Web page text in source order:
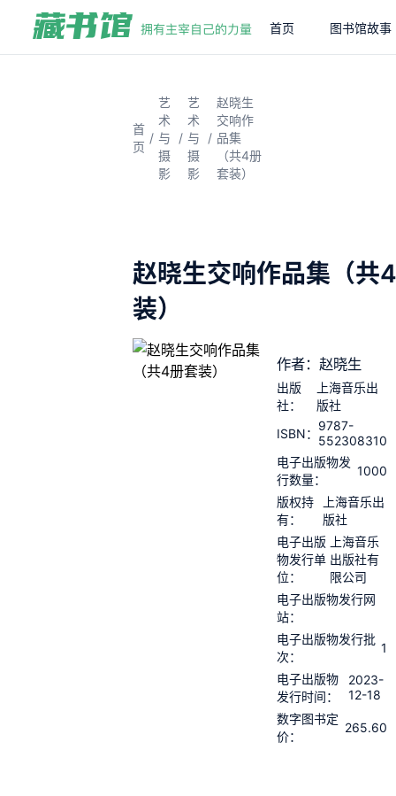
首页 图书馆故事
首
页
/
艺
术
与
摄
影
/
艺
术
与
摄
影
/
赵晓生
交响作
品集
（共4册
套装）
赵晓生交响作品集（共
装）
作者：赵晓生
出版
社：
上海音乐出
版社
ISBN：
9787-
552308310
电子出版物发
行数量：
1000
版权持
有：
上海音乐出
版社
电子出版
物发行单
位：
上海音乐
出版社有
限公司
电子出版物发行网
站：
电子出版物发行批
次：
1
电子出版物
发行时间：
2023-
12-18
数字图书定
价：
265.60